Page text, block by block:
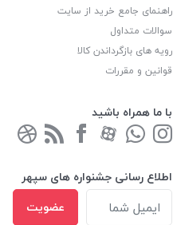
راهنمای جامع خرید از سایت
سوالات متداول
رویه های بازگرداندن کالا
قوانین و مقررات
با ما همراه باشید
اطلاع رسانی جشنواره های سپهر
عضویت